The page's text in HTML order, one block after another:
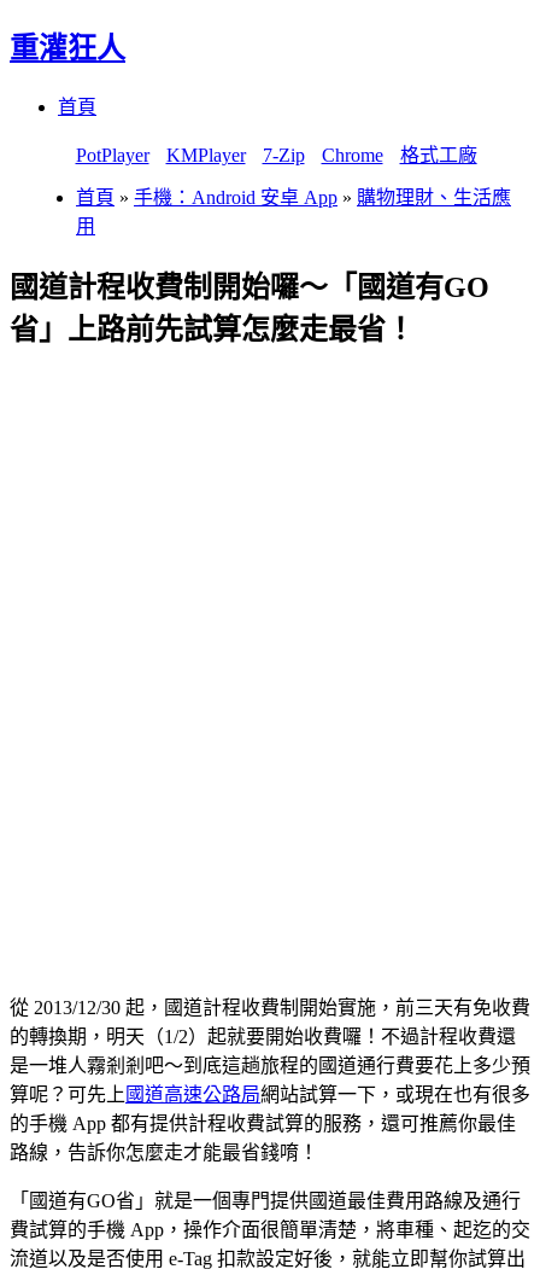
重灌狂人
首頁
PotPlayer KMPlayer 7-Zip Chrome 格式工廠
首頁 » 手機：Android 安卓 App » 購物理財、生活應
用
國道計程收費制開始囉～「國道有GO
省」上路前先試算怎麼走最省！
從 2013/12/30 起，國道計程收費制開始實施，前三天有免收費
的轉換期，明天（1/2）起就要開始收費囉！不過計程收費還
是一堆人霧剎剎吧～到底這趟旅程的國道通行費要花上多少預
算呢？可先上 國道高速公路局網站試算一下，或現在也有很多
的手機 App 都有提供計程收費試算的服務，還可推薦你最佳
路線，告訴你怎麼走才能最省錢唷！
「國道有GO省」就是一個專門提供國道最佳費用路線及通行
費試算的手機 App，操作介面很簡單清楚，將車種、起迄的交
流道以及是否使用 e-Tag 扣款設定好後，就能立即幫你試算出